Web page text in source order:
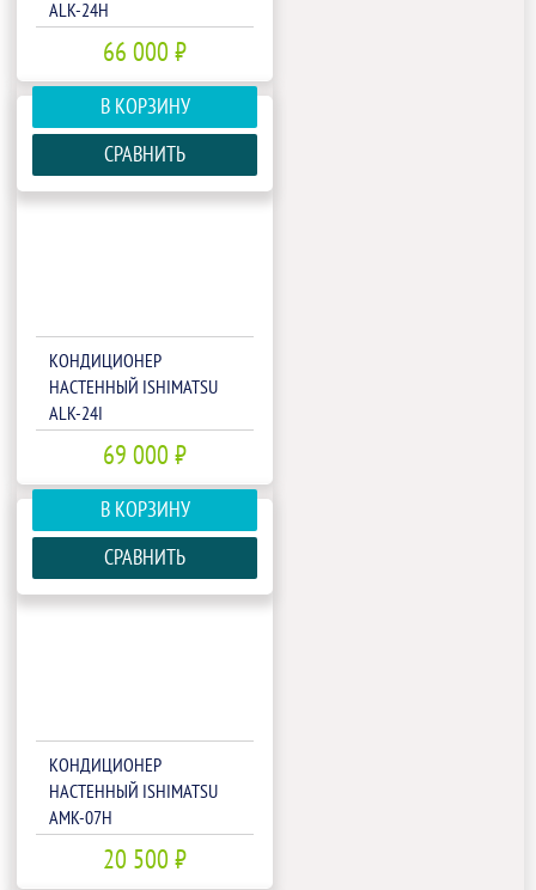
ALK-24H
66 000 ₽
В КОРЗИНУ
СРАВНИТЬ
КОНДИЦИОНЕР
НАСТЕННЫЙ ISHIMATSU
ALK-24I
69 000 ₽
В КОРЗИНУ
СРАВНИТЬ
КОНДИЦИОНЕР
НАСТЕННЫЙ ISHIMATSU
AMK-07H
20 500 ₽